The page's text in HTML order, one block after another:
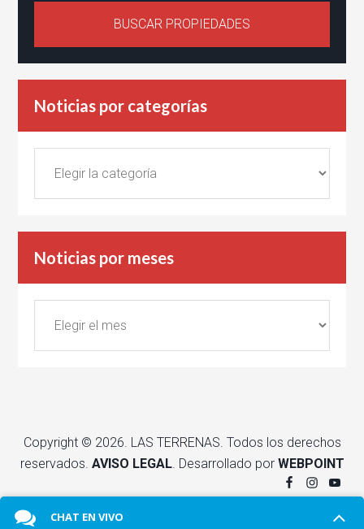
Noticias por categorías
categorías
Noticias por meses
meses
Copyright © 2026. LAS TERRENAS. Todos los derechos
reservados. AVISO LEGAL. Desarrollado por WEBPOINT
CHAT EN VIVO